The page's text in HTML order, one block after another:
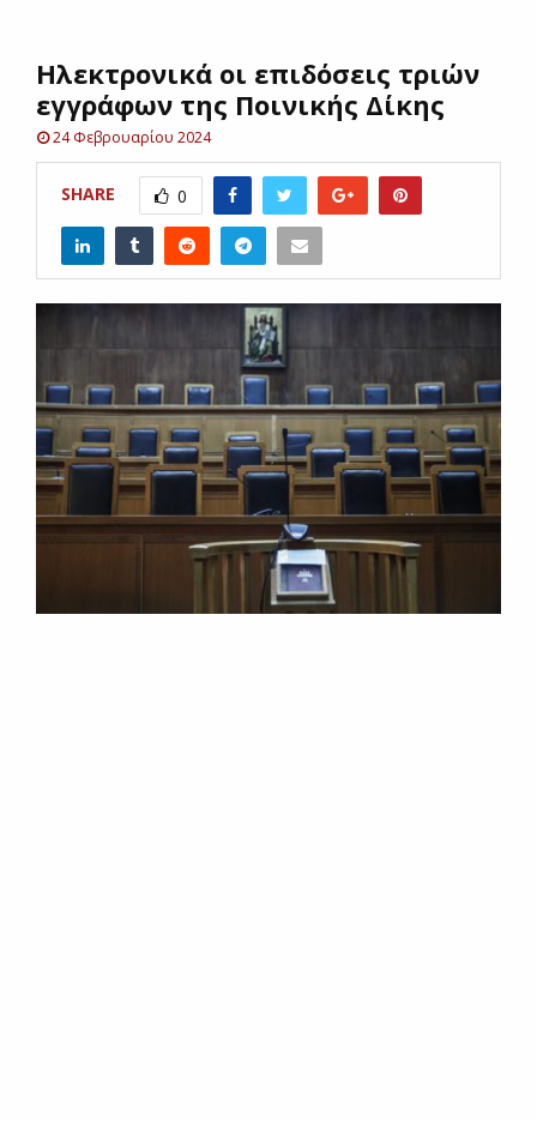
UΗλεκτρονικά οι επιδόσεις τριών
εγγράφων της Ποινικής Δίκης
24 Φεβρουαρίου 2024
SHARE 0